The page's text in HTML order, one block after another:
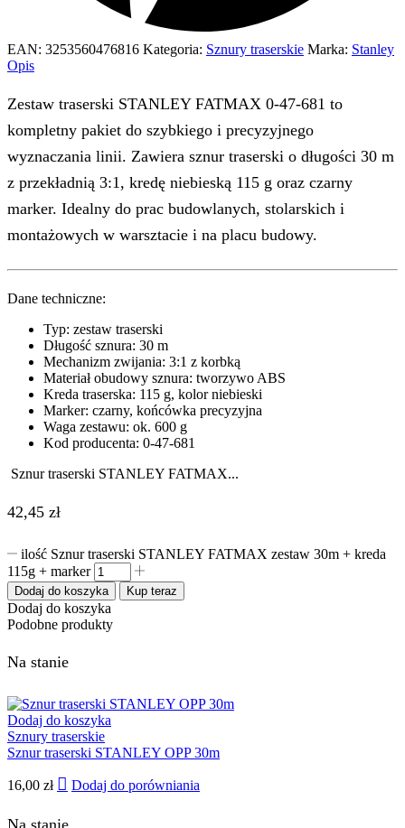
EAN: 3253560476816 Kategoria: Sznury traserskie Marka: Stanley
Opis
Zestaw traserski STANLEY FATMAX 0-47-681 to
kompletny pakiet do szybkiego i precyzyjnego
wyznaczania linii. Zawiera sznur traserski o długości 30 m
z przekładnią 3:1, kredę niebieską 115 g oraz czarny
marker. Idealny do prac budowlanych, stolarskich i
montażowych w warsztacie i na placu budowy.
Dane techniczne:
Typ: zestaw traserski
Długość sznura: 30 m
Mechanizm zwijania: 3:1 z korbką
Materiał obudowy sznura: tworzywo ABS
Kreda traserska: 115 g, kolor niebieski
Marker: czarny, końcówka precyzyjna
Waga zestawu: ok. 600 g
Kod producenta: 0-47-681
Sznur traserski STANLEY FATMAX...
42,45 zł
ilość Sznur traserski STANLEY FATMAX zestaw 30m + kreda
115g + marker
Dodaj do koszyka Kup teraz
Dodaj do koszyka
Podobne produkty
Na stanie
Dodaj do koszyka
Sznury traserskie
Sznur traserski STANLEY OPP 30m
16,00 zł Dodaj do porówniania